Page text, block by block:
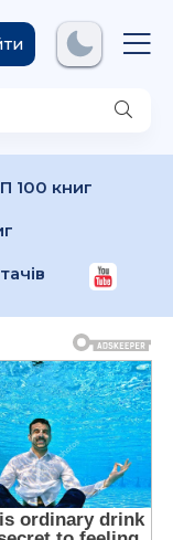
100 книг